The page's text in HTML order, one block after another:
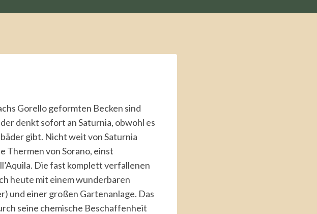
Gorello geformten Becken sind
denkt sofort an Saturnia, obwohl es
gibt. Nicht weit von Saturnia
Thermen von Sorano, einst
Die fast komplett verfallenen
heute mit einem wunderbaren
und einer großen Gartenanlage. Das
seine chemische Beschaffenheit